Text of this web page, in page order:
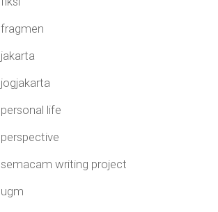
fragmen
jakarta
jogjakarta
personal life
perspective
semacam writing project
ugm